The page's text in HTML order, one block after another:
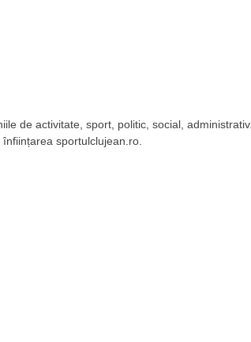
de activitate, sport, politic, social, administrativ.
sportulclujean.ro.